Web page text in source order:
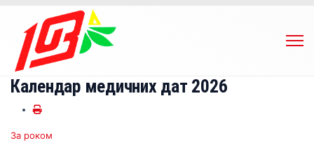
Календар медичних дат 2026
За роком